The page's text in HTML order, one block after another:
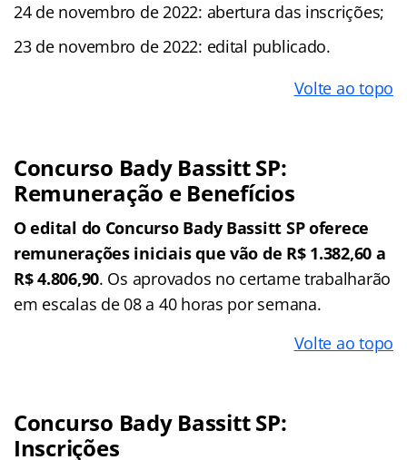
24 de novembro de 2022: abertura das inscrições;
23 de novembro de 2022: edital publicado.
Volte ao topo
Concurso Bady Bassitt SP:
Remuneração e Benefícios
O edital do Concurso Bady Bassitt SP oferece
remunerações iniciais que vão de R$ 1.382,60 a
R$ 4.806,90. Os aprovados no certame trabalharão
em escalas de 08 a 40 horas por semana.
Volte ao topo
Concurso Bady Bassitt SP:
Inscrições